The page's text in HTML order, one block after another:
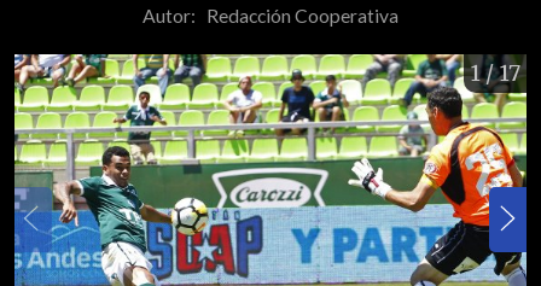
Autor: Redacción Cooperativa
1/ 17